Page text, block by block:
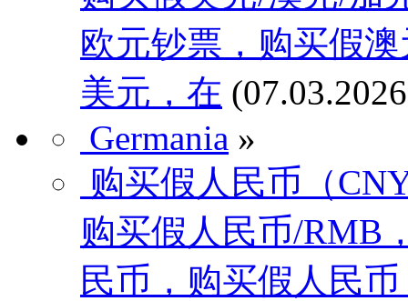
欧元钞票，购买假
美元，在
Germania »
购买假人民币（
购买假人民币/RMB
民币，购买假人民